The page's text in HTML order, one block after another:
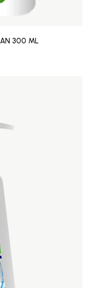
300 ML